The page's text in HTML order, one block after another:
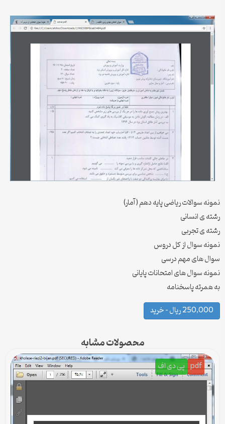
نمونه سوالات ریاضی پایه دهم (آمار)
رشته ی انسانی
رشته ی تجربی
نمونه سوال از کل دروس
سوال های مهم درسی
نمونه سوال های امتحانات پایانی
به همرته پاسخنامه
250,000 ریال – خرید
محصولات مشابه
pdf پی دی اف